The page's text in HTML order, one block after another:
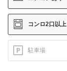
コンロ2口以上
駐車場